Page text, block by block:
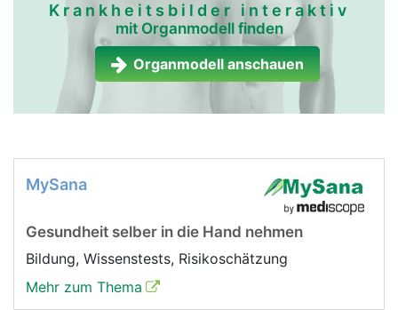
Krankheitsbilder interaktiv
mit Organmodell finden
Organmodell anschauen
MySana
Gesundheit selber in die Hand nehmen
Bildung, Wissenstests, Risikoschätzung
Mehr zum Thema